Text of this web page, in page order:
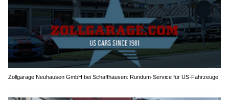
Zollgarage Neuhausen GmbH bei Schaffhausen: Rundum-Service für US-Fahrzeuge